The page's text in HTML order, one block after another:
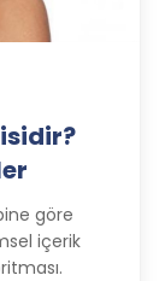
göre
içerik